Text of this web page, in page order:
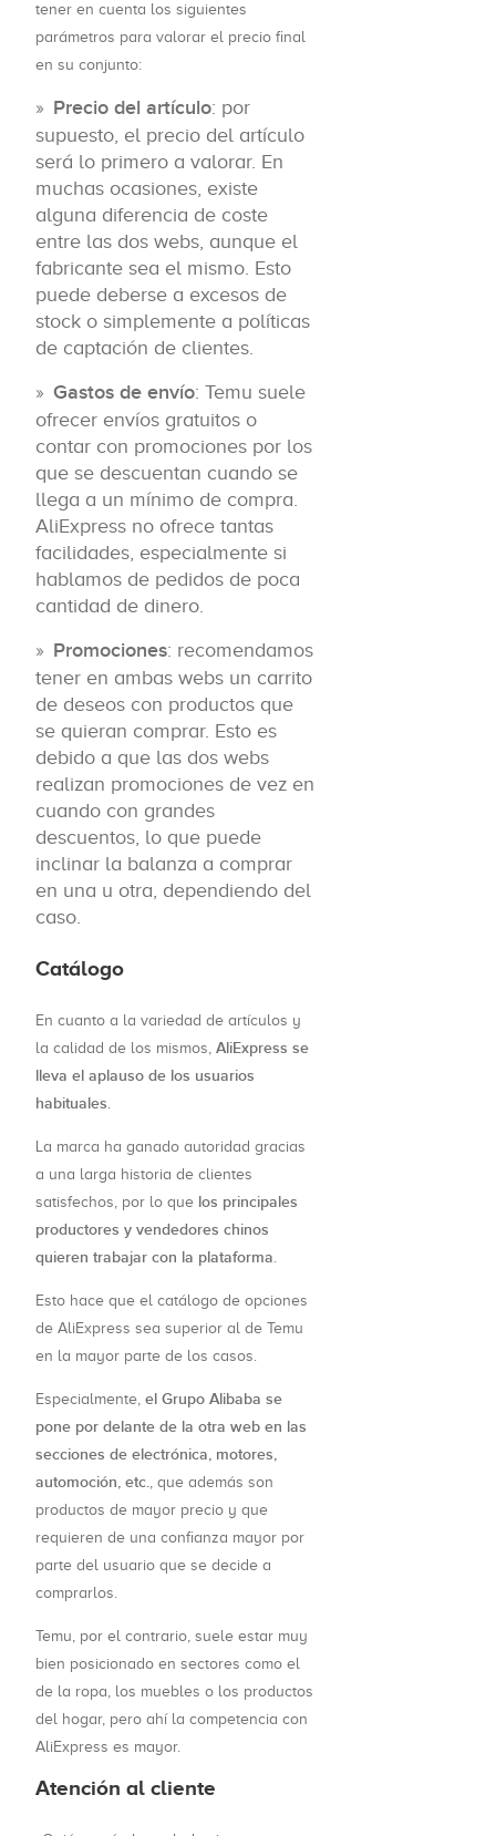
tener en cuenta los siguientes
parámetros para valorar el precio final
en su conjunto:
Precio del artículo: por
supuesto, el precio del artículo
será lo primero a valorar. En
muchas ocasiones, existe
alguna diferencia de coste
entre las dos webs, aunque el
fabricante sea el mismo. Esto
puede deberse a excesos de
stock o simplemente a políticas
de captación de clientes.
Gastos de envío: Temu suele
ofrecer envíos gratuitos o
contar con promociones por los
que se descuentan cuando se
llega a un mínimo de compra.
AliExpress no ofrece tantas
facilidades, especialmente si
hablamos de pedidos de poca
cantidad de dinero.
Promociones: recomendamos
tener en ambas webs un carrito
de deseos con productos que
se quieran comprar. Esto es
debido a que las dos webs
realizan promociones de vez en
cuando con grandes
descuentos, lo que puede
inclinar la balanza a comprar
en una u otra, dependiendo del
caso.
Catálogo
En cuanto a la variedad de artículos y
la calidad de los mismos, AliExpress se
lleva el aplauso de los usuarios
habituales.
La marca ha ganado autoridad gracias
a una larga historia de clientes
satisfechos, por lo que los principales
productores y vendedores chinos
quieren trabajar con la plataforma.
Esto hace que el catálogo de opciones
de AliExpress sea superior al de Temu
en la mayor parte de los casos.
Especialmente, el Grupo Alibaba se
pone por delante de la otra web en las
secciones de electrónica, motores,
automoción, etc., que además son
productos de mayor precio y que
requieren de una confianza mayor por
parte del usuario que se decide a
comprarlos.
Temu, por el contrario, suele estar muy
bien posicionado en sectores como el
de la ropa, los muebles o los productos
del hogar, pero ahí la competencia con
AliExpress es mayor.
Atención al cliente